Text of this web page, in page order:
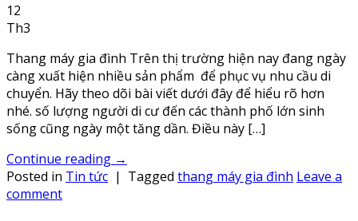
12
Th3
Thang máy gia đình Trên thị trường hiện nay đang ngày
càng xuất hiện nhiều sản phẩm để phục vụ nhu cầu di
chuyển. Hãy theo dõi bài viết dưới đây để hiểu rõ hơn
nhé. số lượng người di cư đến các thành phố lớn sinh
sống cũng ngày một tăng dần. Điều này […]
Continue reading →
Posted in Tin tức | Tagged thang máy gia đình Leave a
comment